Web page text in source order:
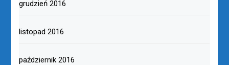
grudzień 2016
listopad 2016
październik 2016